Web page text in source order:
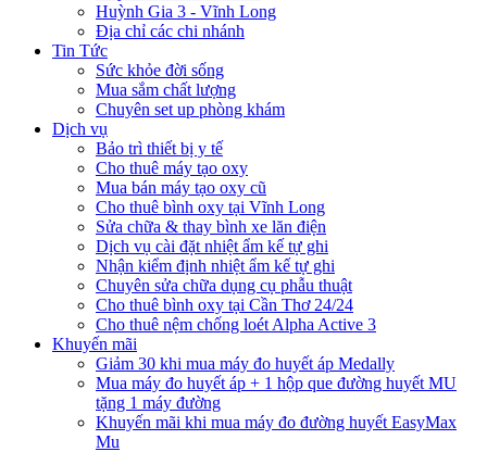
Huỳnh Gia 3 - Vĩnh Long
Địa chỉ các chi nhánh
Tin Tức
Sức khỏe đời sống
Mua sắm chất lượng
Chuyên set up phòng khám
Dịch vụ
Bảo trì thiết bị y tế
Cho thuê máy tạo oxy
Mua bán máy tạo oxy cũ
Cho thuê bình oxy tại Vĩnh Long
Sửa chữa & thay bình xe lăn điện
Dịch vụ cài đặt nhiệt ẩm kế tự ghi
Nhận kiểm định nhiệt ẩm kế tự ghi
Chuyên sửa chữa dụng cụ phẫu thuật
Cho thuê bình oxy tại Cần Thơ 24/24
Cho thuê nệm chống loét Alpha Active 3
Khuyến mãi
Giảm 30 khi mua máy đo huyết áp Medally
Mua máy đo huyết áp + 1 hộp que đường huyết MU
tặng 1 máy đường
Khuyến mãi khi mua máy đo đường huyết EasyMax
Mu